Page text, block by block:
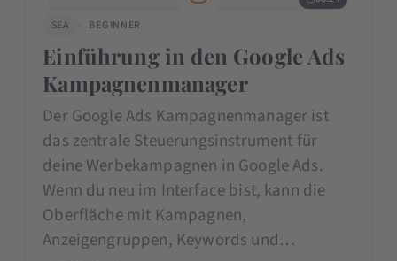
SEA
BEGINNER
Einführung in den Google Ads
Kampagnenmanager
Der Google Ads Kampagnenmanager ist
das zentrale Steuerungsinstrument für
deine Werbekampagnen in Google Ads.
Wenn du neu im Interface bist, kann die
Oberfläche mit Kampagnen,
Anzeigengruppen, Keywords und…